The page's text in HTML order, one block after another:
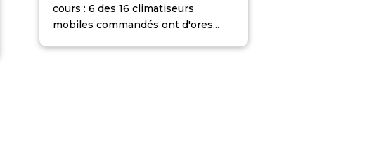
cours : 6 des 16 climatiseurs
mobiles commandés ont d'ores...